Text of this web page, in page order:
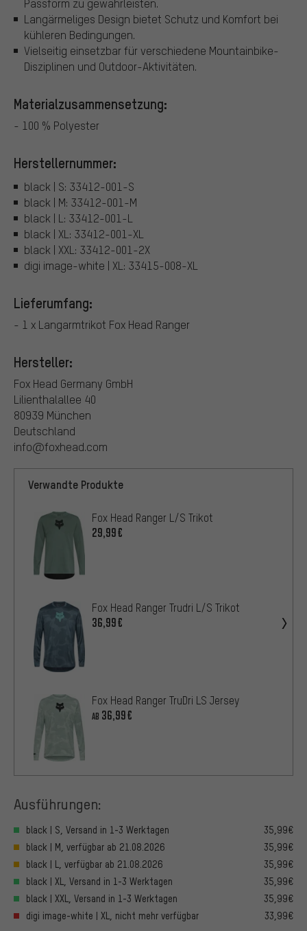
Passform zu gewährleisten.
Langärmeliges Design bietet Schutz und Komfort bei
kühleren Bedingungen.
Vielseitig einsetzbar für verschiedene Mountainbike-
Disziplinen und Outdoor-Aktivitäten.
Materialzusammensetzung:
- 100 % Polyester
Herstellernummer:
black | S: 33412-001-S
black | M: 33412-001-M
black | L: 33412-001-L
black | XL: 33412-001-XL
black | XXL: 33412-001-2X
digi image-white | XL: 33415-008-XL
Lieferumfang:
- 1 x Langarmtrikot Fox Head Ranger
Hersteller:
Fox Head Germany GmbH
Lilienthalallee 40
80939 München
Deutschland
info@foxhead.com
Verwandte Produkte
Fox Head Ranger L/S Trikot
29,99€
Fox Head Ranger Trudri L/S Trikot
36,99€
Fox Head Ranger TruDri LS Jersey
AB 36,99€
Ausführungen:
black | S, Versand in 1-3 Werktagen
35,99€
black | M, verfügbar ab 21.08.2026
35,99€
black | L, verfügbar ab 21.08.2026
35,99€
black | XL, Versand in 1-3 Werktagen
35,99€
black | XXL, Versand in 1-3 Werktagen
35,99€
digi image-white | XL, nicht mehr verfügbar
33,99€